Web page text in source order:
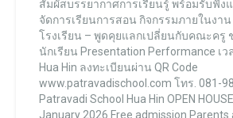
สัมผัสบรรยากาศการเรียนรู้ พร้อมรับฟัง
จัดการเรียนการสอน กิจกรรมภายในงาน
โรงเรียน – พูดคุยแลกเปลี่ยนกับคณะครู
นักเรียน Presentation Performance เว
Hua Hin ลงทะเบียนผ่าน QR Code
www.patravadischool.com โทร. 081-
Patravadi School Hua Hin OPEN
January 2026 Free admission Parents